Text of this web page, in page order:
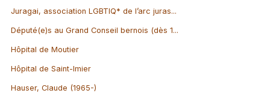
Juragai, association LGBTIQ* de l’arc juras...
Député(e)s au Grand Conseil bernois (dès 1...
Hôpital de Moutier
Hôpital de Saint-Imier
Hauser, Claude (1965-)